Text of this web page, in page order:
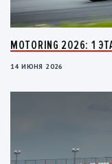
MOTORING 2026: 1
14 ИЮНЯ 2026